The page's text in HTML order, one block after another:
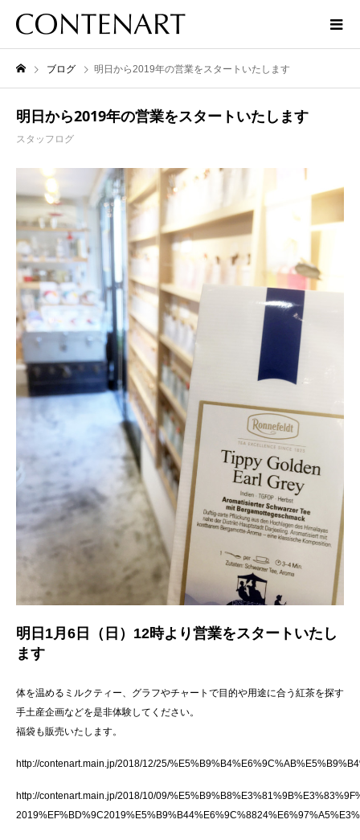
ブログ 明日から2019年の営業をスタートいたします
明日から2019年の営業をスタートいたします
スタッフログ
明日1月6日（日）12時より営業をスタートいたし
ます
体を温めるミルクティー、グラフやチャートで目的や用途に合う紅茶を探す
手土産企画などを是非体験してください。
福袋も販売いたします。
http://contenart.main.jp/2018/12/25/
http://contenart.main.jp/2018/10/09/